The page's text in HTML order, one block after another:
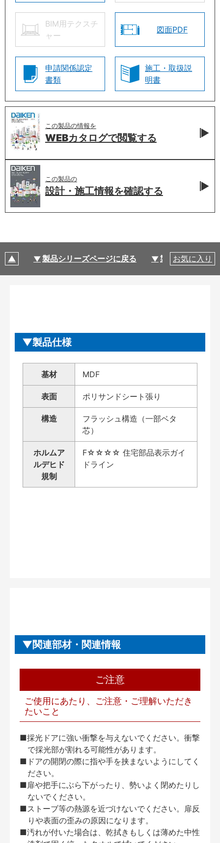
BIM用テクスチ
ャー
図面PDF
申請関係認定
書類
施工・取扱説
明書
この製品の情報を
WEBカタログで閲覧する
この製品の
設計・施工情報を確認する
製品シリーズページに戻る 製品仕様
お気に入り
製品仕様
基材 MDF
表面 ポリサンドシート張り
構造
フラッシュ構造（一部ベタ
芯）
ホルムア
ルデヒド
規制
F☆☆☆☆ 住宅部品表示ガイ
ドライン
関連部材・関連情報
ご注意
ご使用にあたり、ご注意・ご理解いただき
たいこと
■採光ドアに強い衝撃を与えないでください。衝撃
で採光部が割れる可能性があります。
■ドアの開閉の際に指や手を挟まないようにしてく
ださい。
■扉や把手にぶら下がったり、勢いよく閉めたりし
ないでください。
■ストーブ等の熱源を近づけないでください。扉反
りや表面の歪みの原因になります。
■汚れが付いた場合は、乾拭きもしくは薄めた中性